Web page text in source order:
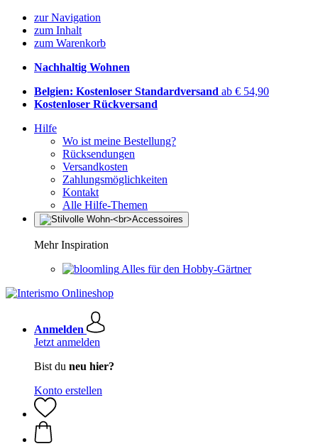
zur Navigation
zum Inhalt
zum Warenkorb
Nachhaltig Wohnen
Belgien: Kostenloser Standardversand ab € 54,90
Kostenloser Rückversand
Hilfe
Wo ist meine Bestellung?
Rücksendungen
Versandkosten
Zahlungsmöglichkeiten
Kontakt
Alle Hilfe-Themen
Mehr Inspiration
Alles für den Hobby-Gärtner
Anmelden
Jetzt anmelden
Bist du neu hier?
Konto erstellen